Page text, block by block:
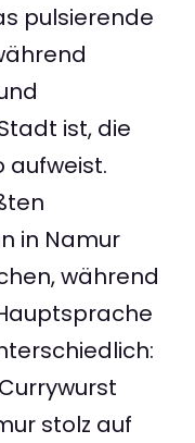
pulsierende
ist, die
aufweist.
in Namur
während
stolz auf